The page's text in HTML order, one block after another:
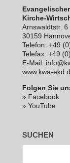
Kirche-
Arns­waldt­str. 6
30159
Telefon: +49
Telefax: +49
E‑Mail:
www.kwa-
Folgen Sie
» Facebook
» YouTube
SUCHEN